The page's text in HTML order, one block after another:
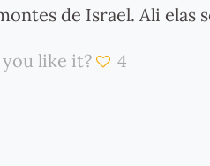
de Israel. Ali elas
like it? 4